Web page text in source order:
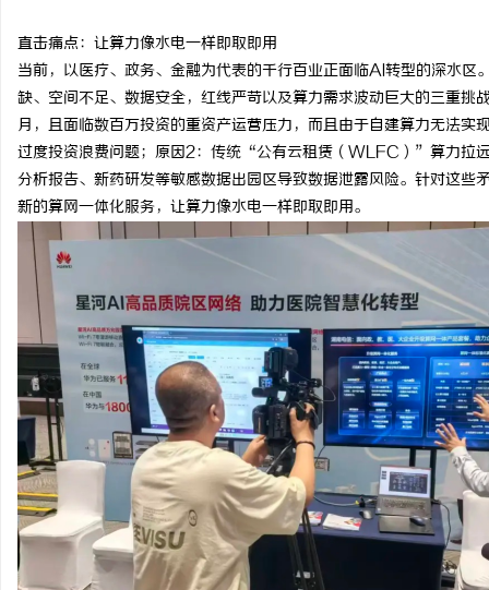
直击痛点：让算力像水电一样即取即用
当前，以医疗、政务、金融为代表的千行百业正面临AI转型的深水区
缺、空间不足、数据安全，红线严苛以及算力需求波动巨大的三重挑
月，且面临数百万投资的重资产运营压力，而且由于自建算力无法实
过度投资浪费问题；原因2：传统“公有云租赁（ WLFC ）”算力拉
分析报告、新药研发等敏感数据出园区导致数据泄露风险。针对这些
新的算网一体化服务，让算力像水电一样即取即用。
汉配眼镜 上海配眼镜 干燥症患者口干眼燥熬
来？老中医：一张辨证